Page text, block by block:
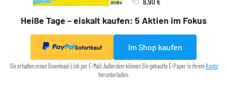
Heiße Tage – eiskalt kaufen: 5 Aktien im Fokus
Sofortkauf Im Shop kaufen
Sie erhalten einen Download-Link per E-Mail. Außerdem können Sie gekaufte E-Paper in Ihrem Konto
herunterladen.